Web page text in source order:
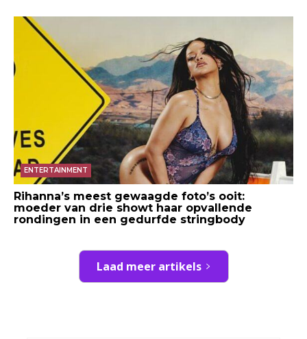
ENTERTAINMENT
Rihanna’s meest gewaagde foto’s ooit:
moeder van drie showt haar opvallende
rondingen in een gedurfde stringbody
Laad meer artikels